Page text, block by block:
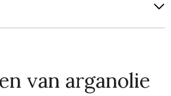
van arganolie